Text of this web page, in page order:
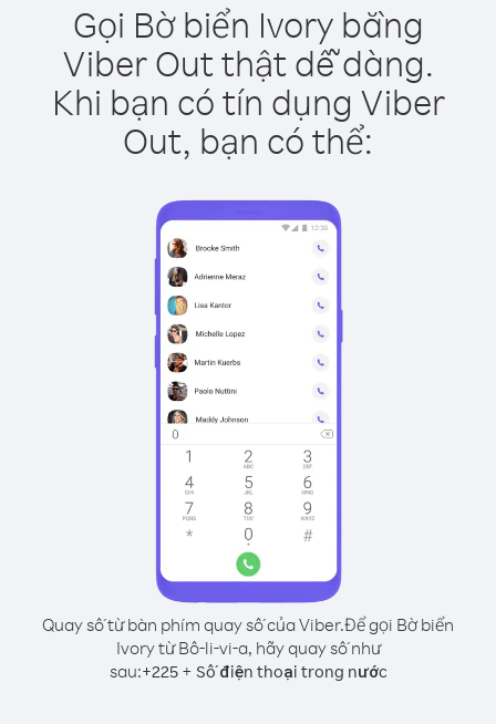
Gọi Bờ biển Ivory bằng
Viber Out thật dễ dàng.
Khi bạn có tín dụng Viber
Out, bạn có thể:
Quay số từ bàn phím quay số của Viber.Để gọi Bờ biển
Ivory từ Bô-li-vi-a, hãy quay số như
sau:+225+ Số điện thoại trong nước